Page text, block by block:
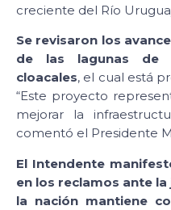
creciente del Río
Se revisaron los
de las lagunas de
cloacales, el cual está
“Este proyecto
mejorar la
comentó el Presidente
El Intendente
en los reclamos ante
la nación mantiene